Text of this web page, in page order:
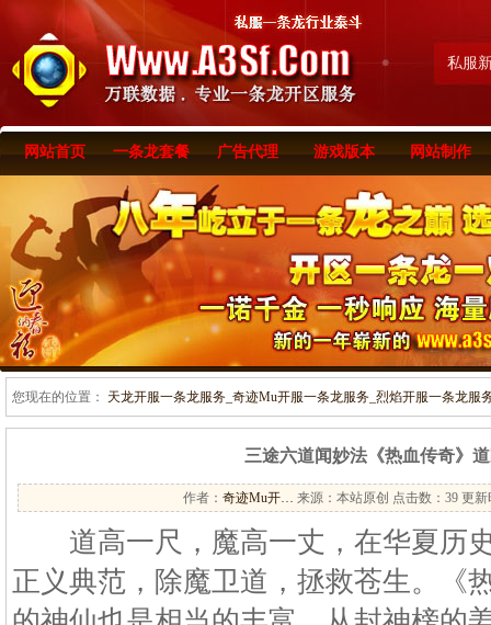
私服
网站首页 一条龙套餐 广告代理 游戏版本 网站制作
您现在的位置： 天龙开服一条龙服务_奇迹Mu开服一条龙服务_烈焰开服一条龙服
三途六道闻妙法《热血传奇》
作者： 奇迹Mu开… 来源：本站原创 点击数： 39 更新
道高一尺，魔高一丈，在华夏历
正义典范，除魔卫道，拯救苍生。《